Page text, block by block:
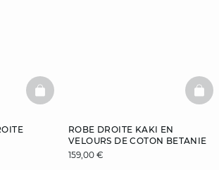
BASKETFULL
ROBE DROITE KAKI EN
VELOURS DE COTON BETANIE
159,00 €